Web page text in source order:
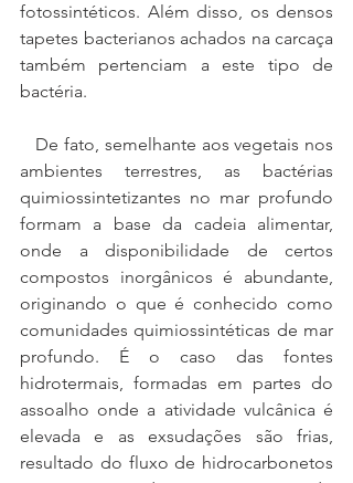
fotossintéticos. Além disso, os densos
tapetes bacterianos achados na carcaça
também pertenciam a este tipo de
bactéria.
ambientes terrestres, as bactérias
quimiossintetizantes no mar profundo
formam a base da cadeia alimentar,
onde a disponibilidade de certos
compostos inorgânicos é abundante,
originando o que é conhecido como
comunidades quimiossintéticas de mar
profundo. É o caso das fontes
hidrotermais, formadas em partes do
assoalho onde a atividade vulcânica é
elevada e as exsudações são frias,
resultado do fluxo de hidrocarbonetos